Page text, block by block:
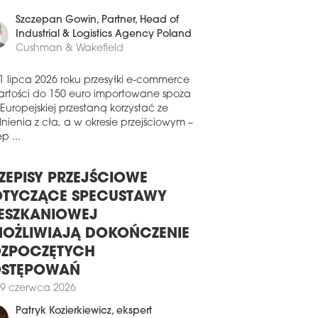
dystrybucyjnej w nowo
magazynie na terenie
CTPark Louny II w Czechach.
lipca 2026
CTP ogłosiła start nowej inwestycji o
CTPark Bydgoszcz. Nowoczesny
przemysłowo-logistyczny zaoferuje
na najbliższe miesiące.
lipca 2026
WYBUDUJE
W EUROPIE FABRYKĘ
MIKROBIOLOGICZNEGO
MicroHarvest planuje budowę
zakładu produkcji białka
w niemieckiej
Leuna. Będzie to pierwsza
30 czerwca 2026
Szczepan Gowin, Partner, Head of
Industrial & Logistics Agency Poland
lipca 2026 roku przesyłki e-commerce
do 150 euro importowane spoza
przestaną korzystać ze
z cła, a w okresie przejściowym –
PRZEJŚCIOWE
SPECUSTAWY
DOKOŃCZENIE
czerwca 2026